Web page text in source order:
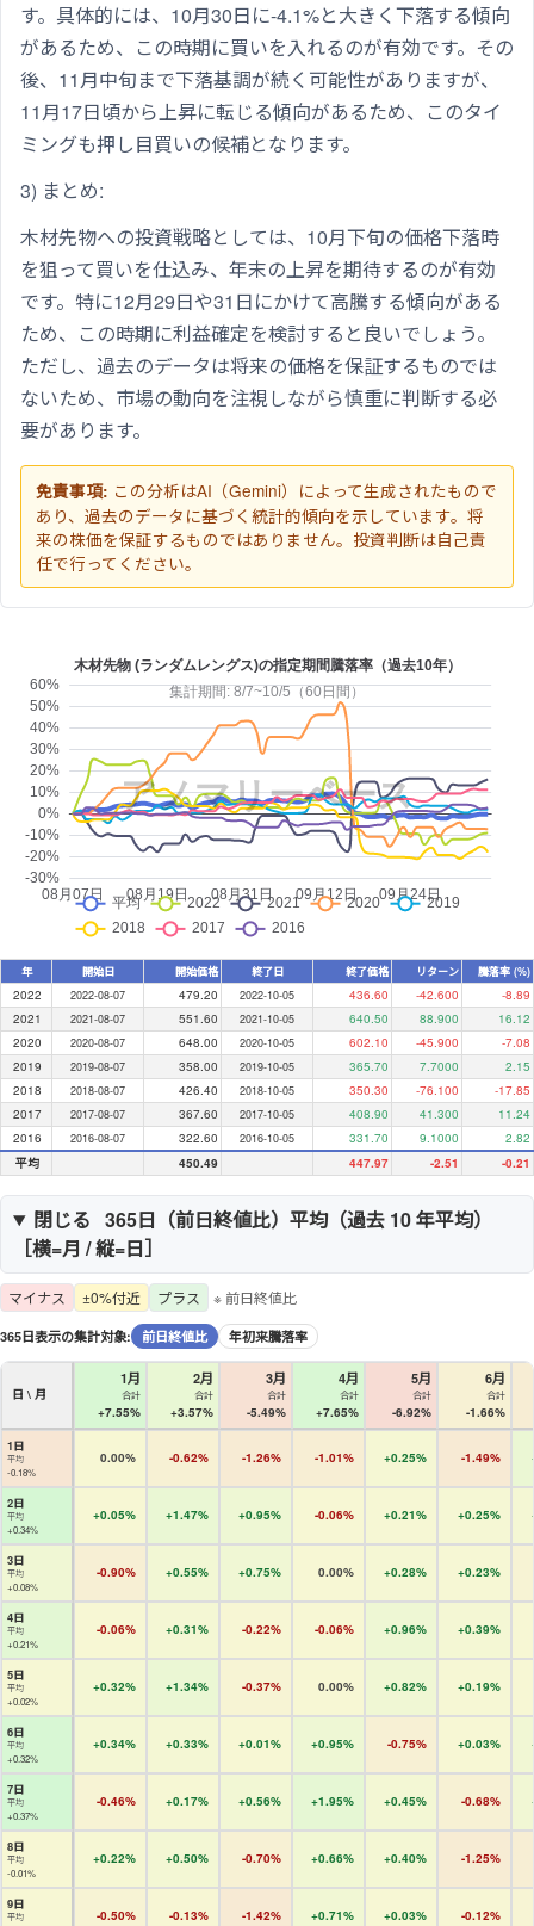
す。具体的には、10月30日に-4.1%と大きく下落する傾向
があるため、この時期に買いを入れるのが有効です。その
後、11月中旬まで下落基調が続く可能性がありますが、
11月17日頃から上昇に転じる傾向があるため、このタイ
ミングも押し目買いの候補となります。
3) まとめ:
木材先物への投資戦略としては、10月下旬の価格下落時
を狙って買いを仕込み、年末の上昇を期待するのが有効
です。特に12月29日や31日にかけて高騰する傾向がある
ため、この時期に利益確定を検討すると良いでしょう。
ただし、過去のデータは将来の価格を保証するものでは
ないため、市場の動向を注視しながら慎重に判断する必
要があります。
免責事項: この分析はAI（Gemini）によって生成されたもので
あり、過去のデータに基づく統計的傾向を示しています。将
来の株価を保証するものではありません。投資判断は自己責
任で行ってください。
年 開始日 開始価格 終了日 終了価格 リターン 騰落率 (%)
2022 2022-08-07 479.20 2022-10-05 436.60 -42.600
-8.89
2021
2021-08-07 551.60 2021-10-05 640.50 88.900
16.12
2020
2020-08-07 648.00 2020-10-05 602.10 -45.900
-7.08
2019
2019-08-07 358.00 2019-10-05 365.70 7.7000
2.15
2018
2018-08-07 426.40 2018-10-05 350.30 -76.100
-17.85
2017
2017-08-07 367.60 2017-10-05 408.90 41.300
11.24
2016
2016-08-07 322.60 2016-10-05 331.70 9.1000
2.82
平均
450.49 447.97 -2.51 -0.21
閉じる 365日（前日終値比）平均（過去 10年平均）
［横=月 / 縦=日］
マイナス ±0%付近 プラス ※ 前日終値比
365日表示の集計対象: 前日終値比 年初来騰落率
日 \ 月
1月
合計
+7.55%
2月
合計
+3.57%
3月
合計
-5.49%
4月
合計
+7.65%
5月
合計
-6.92%
6月
合計
-1.66%
1日
平均
-0.18%
0.00% -0.62% -1.26% -1.01% +0.25% -1.49%
2日
平均
+0.34%
+0.05% +1.47% +0.95% -0.06% +0.21% +0.25%
3日
平均
+0.08%
-0.90% +0.55% +0.75% 0.00% +0.28% +0.23%
4日
平均
+0.21%
-0.06% +0.31% -0.22% -0.06% +0.96% +0.39%
5日
平均
+0.02%
+0.32% +1.34% -0.37% 0.00% +0.82% +0.19%
6日
平均
+0.32%
+0.34% +0.33% +0.01% +0.95% -0.75% +0.03%
7日
平均
+0.37%
-0.46% +0.17% +0.56% +1.95% +0.45% -0.68%
8日
平均
-0.01%
+0.22% +0.50% -0.70% +0.66% +0.40% -1.25%
9日
平均 -0.50% -0.13% -1.42% +0.71% +0.03% -0.12%